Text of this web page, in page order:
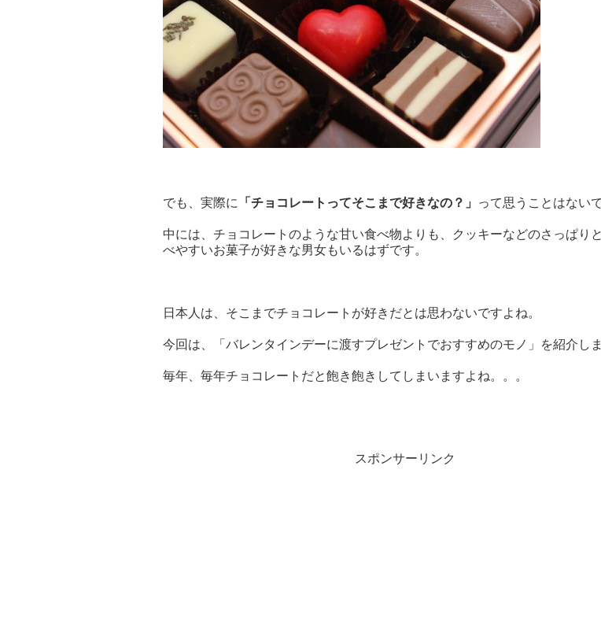
でも、実際に 「チョコレートってそこまで好きなの？」 って思うことはない
中には、チョコレートのような甘い食べ物よりも、クッキーなどのさっぱり
べやすいお菓子が好きな男女もいるはずです。
日本人は、そこまでチョコレートが好きだとは思わないですよね。
今回は、「バレンタインデーに渡すプレゼントでおすすめのモノ」を紹介しま
毎年、毎年チョコレートだと飽き飽きしてしまいますよね。。。
スポンサーリンク